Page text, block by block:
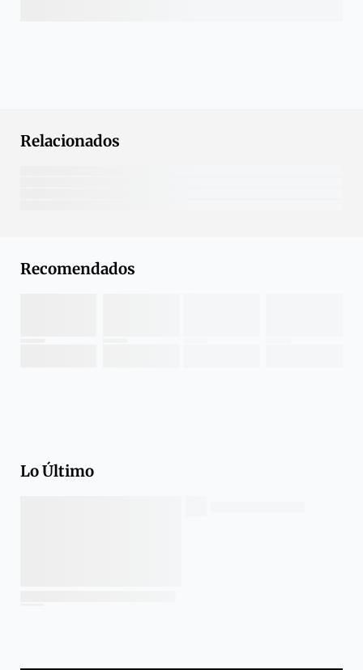
Relacionados
Recomendados
Lo Último